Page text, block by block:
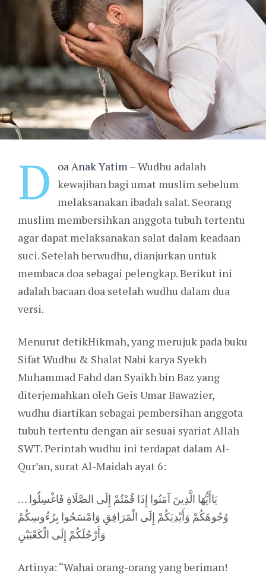
D oa Anak Yatim– Wudhu adalah
kewajiban bagi umat muslim sebelum
melaksanakan ibadah salat. Seorang
muslim membersihkan anggota tubuh tertentu
agar dapat melaksanakan salat dalam keadaan
suci. Setelah berwudhu, dianjurkan untuk
membaca doa sebagai pelengkap. Berikut ini
adalah bacaan doa setelah wudhu dalam dua
versi.
Menurut detikHikmah, yang merujuk pada buku
Sifat Wudhu & Shalat Nabi karya Syekh
Muhammad Fahd dan Syaikh bin Baz yang
diterjemahkan oleh Geis Umar Bawazier,
wudhu diartikan sebagai pembersihan anggota
tubuh tertentu dengan air sesuai syariat Allah
SWT. Perintah wudhu ini terdapat dalam Al-
Qur’an, surat Al-Maidah ayat 6:
… يَاأَيُّهَا الَّذِينَ آمَنُوا إِذَا قُمْتُمْ إِلَى الصَّلَاةِ فَاغْسِلُوا
وُجُوهَكُمْ وَأَيْدِيَكُمْ إِلَى الْمَرَافِقِ وَامْسَحُوا بِرُءُوسِكُمْ
وَأَرْجُلَكُمْ إِلَى الْكَعْبَيْنِ
Artinya: “Wahai orang-orang yang beriman!